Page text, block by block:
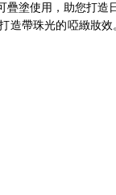
塗使用，助您打造
帶珠光的啞緻妝